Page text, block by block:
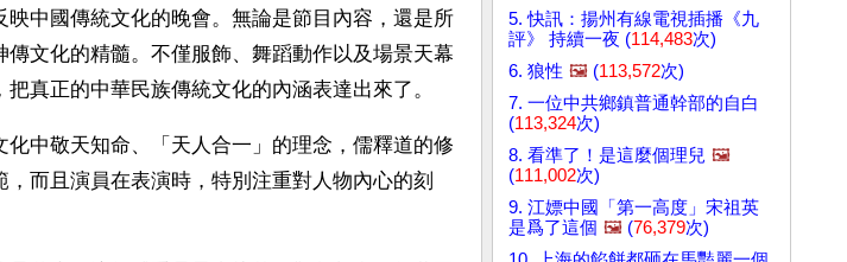
中國傳統文化的晚會。無論是節目內容，還是所
文化的精髓。不僅服飾、舞蹈動作以及場景天幕
真正的中華民族傳統文化的內涵表達出來了。
中敬天知命、「天人合一」的理念，儒釋道的修
而且演員在表演時，特別注重對人物內心的刻
5. 快訊：揚州有線電視插播《九
評》 持續一夜 (114,483次)
6. 狼性 🖼️ (113,572次)
7. 一位中共鄉鎮普通幹部的自白
(113,324次)
8. 看準了！是這麼個理兒 🖼️
(111,002次)
9. 江嫖中國「第一高度」宋祖英
是爲了這個 🖼️ (76,379次)